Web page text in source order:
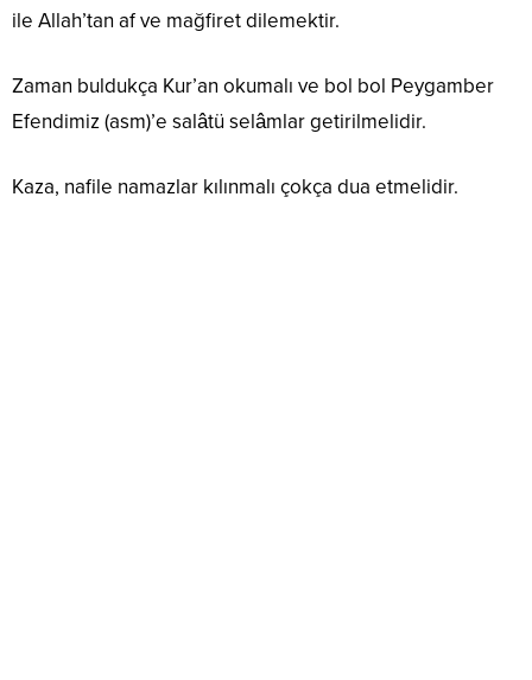
ile Allah’tan af ve mağfiret dilemektir.
Zaman buldukça Kur’an okumalı ve bol bol Peygamber
Efendimiz (asm)’e salâtü selâmlar getirilmelidir.
Kaza, nafile namazlar kılınmalı çokça dua etmelidir.